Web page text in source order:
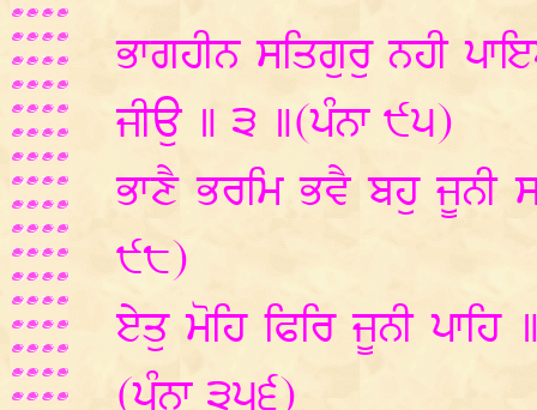
ਭਾਗਹੀਨ ਸਤਿਗੁਰੁ ਨਹੀ
ਜੀਉ ॥ ੩ ॥(ਪੰਨਾ ੯੫)
ਭਾਣੈ ਭਰਮਿ ਭਵੈ ਬਹੁ ਜੂਨੀ
੯੮)
ਏਤੁ ਮੋਹਿ ਫਿਰਿ ਜੂਨੀ